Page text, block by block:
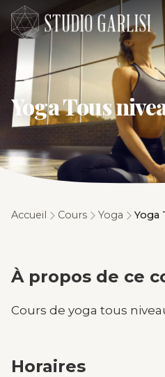
Yoga Tous
Accueil Cours Yoga Yoga
À propos de ce
Cours de yoga tous
Horaires